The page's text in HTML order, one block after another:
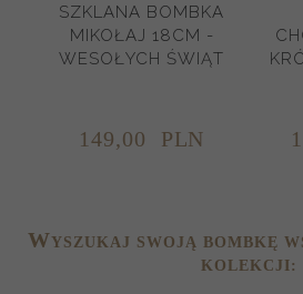
SZKLANA BOMBKA
MIKOŁAJ 18CM -
WESOŁYCH ŚWIĄT
149,00 PLN
WYSZUKAJ SWOJĄ BOMBKĘ
KOLEKCJI: